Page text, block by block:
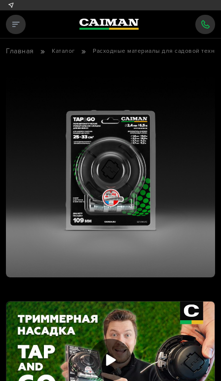
Главная Каталог Расходные материалы для садовой